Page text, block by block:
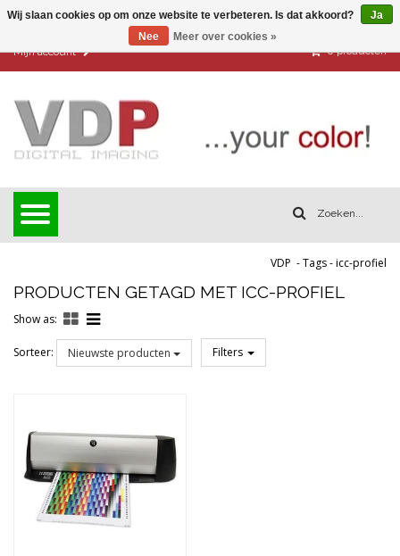
Mijn account 0 producten
VDP -Tags-icc-profiel
PRODUCTEN GETAGD MET ICC-PROFIEL
Show as:
Sorteer: Nieuwste producten Filters
Prijs
Wij slaan cookies op om onze website te verbeteren. Is dat akkoord?
Ja
Nee
Meer over cookies »